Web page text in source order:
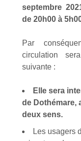
septembre
de 20h00 à
Par
circulation
suivante :
Elle sera
de Dothémare,
deux sens.
Les usagers